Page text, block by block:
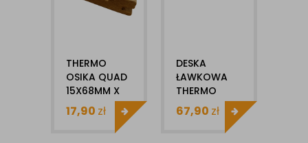
THERMO
OSIKA QUAD
15X68MM X
1MB DESKA
DO SAUNY
17,90 zł
DESKA
ŁAWKOWA
THERMO
RADIATA SHP
26X140MM
67,90 zł